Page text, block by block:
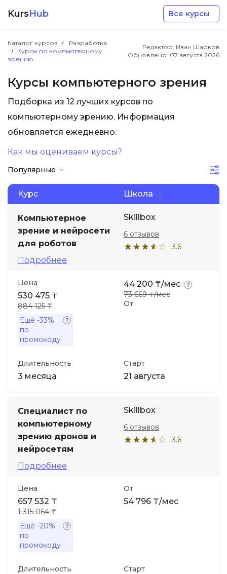
KursHub Все курсы
Каталог курсов
Разработка
Курсы по компьютерному
зрению
Редактор: Иван Шарков
Обновлено: 07 августа 2026
Курсы компьютерного зрения
Подборка из 12 лучших курсов по
компьютерному зрению. Информация
обновляется ежедневно.
Как мы оцениваем курсы?
Популярные
Курс Школа
Компьютерное
зрение и нейросети
для роботов
Подробнее
Skillbox
3.6
6 отзывов
Цена
530 475 ₸
884 125 ₸
Ещё -33%
по
промокоду
От
44 200 ₸/мес
73 669 ₸/мес
Длительность
3 месяца
Старт
21 августа
Специалист по
компьютерному
зрению дронов и
нейросетям
Подробнее
Skillbox
3.6
6 отзывов
Цена
657 532 ₸
1 315 064 ₸
Ещё -20%
по
промокоду
От
54 796 ₸/мес
Длительность Старт
Разработка
Маркетинг
Дизайн
Аналитика
Менеджмент
Иностранные языки
Soft Skills
ДПО
Детям
Акции и промокоды